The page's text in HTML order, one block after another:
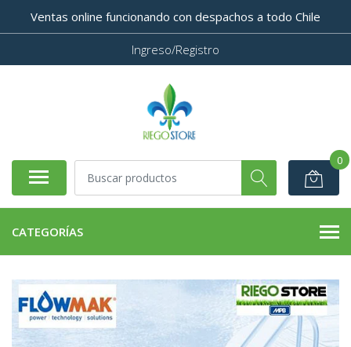
Ventas online funcionando con despachos a todo Chile
Ingreso/Registro
0
CATEGORÍAS